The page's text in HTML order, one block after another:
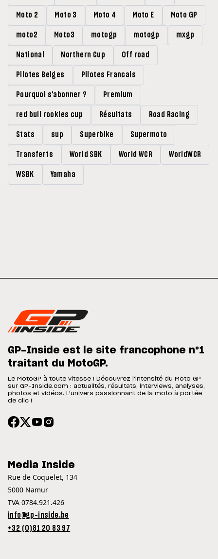
Moto 2 Moto 3 Moto 4 Moto E Moto GP
moto2 Moto3 motogp motogp mxgp
National Northern Cup Off road
Pilotes Belges Pilotes Francais
Pourquoi s'abonner ? Premium
red bull rookies cup Résultats Road Racing
Stats sup Superbike Supermoto
Transferts World SBK World WCR WorldWCR
WSBK Yamaha
GP-Inside est le site francophone n°1
traitant du MotoGP.
Le MotoGP à toute vitesse ! Découvrez l'intensité du Moto GP
sur GP-Inside.com : actualités, résultats, interviews, analyses,
photos et vidéos. L'univers passionnant de la moto à portée
de clic !
Media Inside
Rue de Coquelet, 134
5000 Namur
TVA 0784.921.426
info@gp-inside.be
+32 (0)81 20 83 97